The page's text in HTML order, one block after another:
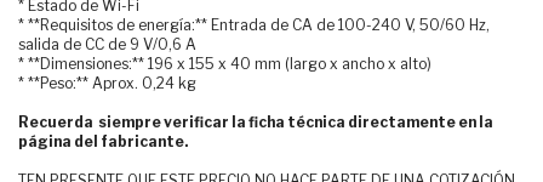
* Estado de Wi-Fi
* **Requisitos de energía:** Entrada de CA de 100-240 V, 50/60 Hz,
salida de CC de 9 V/0,6 A
* **Dimensiones:** 196 x 155 x 40 mm (largo x ancho x alto)
* **Peso:** Aprox. 0,24 kg
Recuerda siempre verificar la ficha técnica directamente en la
página del fabricante.